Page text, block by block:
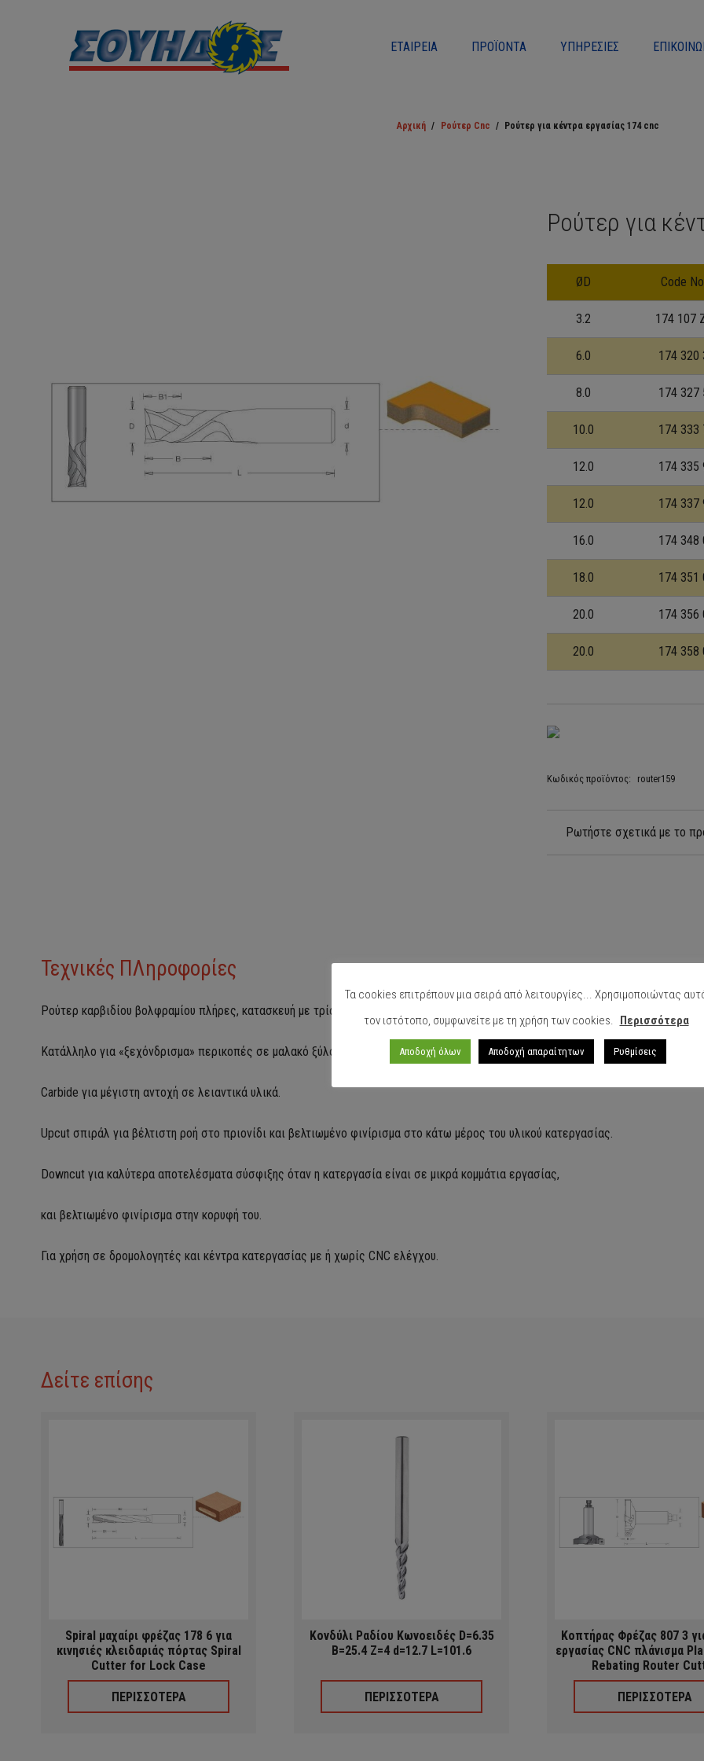
ΕΤΑΙΡΕΊΑ ΠΡΟΪΌΝΤΑ ΥΠΗΡΕΣΊΕΣ
Αρχική / Ρούτερ Cnc / Ρούτερ για κέντρα εργασίας 174 cnc
Ρούτερ για
ØD Code
3.2 174 107
6.0 174 320
8.0 174 327
10.0 174 333
12.0 174 335
12.0 174 337
16.0 174 348
18.0 174 351
20.0 174 356
20.0 174 358
Κωδικός προϊόντος: router159
Ρωτήστε σχετικά με το
Τεχνικές ΠΛηροφορίες
Ρούτερ καρβιδίου βολφραμίου πλήρες, κατασκευή με τρία φλάουτα σπείρα.
Κατάλληλο για «ξεχόνδρισμα» περικοπές σε μαλακό ξύλο, σκληρό ξύλο και τεχνικές σκάφους (με ή χωρίς επικάλυψη).
Carbide για μέγιστη αντοχή σε λειαντικά υλικά.
Upcut σπιράλ για βέλτιστη ροή στο πριονίδι και βελτιωμένο φινίρισμα στο κάτω μέρος του υλικού κατεργασίας.
Downcut για καλύτερα αποτελέσματα σύσφιξης όταν η κατεργασία είναι σε μικρά κομμάτια εργασίας,
και βελτιωμένο φινίρισμα στην κορυφή του.
Για χρήση σε δρομολογητές και κέντρα κατεργασίας με ή χωρίς CNC ελέγχου.
Δείτε επίσης
Spiral μαχαίρι φρέζας 178 6 για
κινησιές κλειδαριάς πόρτας Spiral
Cutter for Lock Case
ΠΕΡΙΣΣΟΤΕΡΑ
Κονδύλι Ραδίου Κωνοειδές D=6.35
B=25.4 Z=4 d=12.7 L=101.6
ΠΕΡΙΣΣΟΤΕΡΑ
Κοπτήρας Φρέζας 807 3
εργασίας CNC πλάνισμα
Rebating Router
ΠΕΡΙΣΣΟΤΕΡΑ
Τα cookies επιτρέπουν μια σειρά από λειτουργίες... Χρησιμοποιώντας
τον ιστότοπο, συμφωνείτε με τη χρήση των cookies. Περισσότερα
Αποδοχή όλων Αποδοχή απαραίτητων Ρυθμίσεις